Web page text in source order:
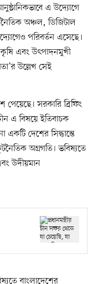
এ উদ্যোগে
অঞ্চল, ডিজিটাল
পরিবর্তন এসেছে।
কৃষি এবং উৎপাদনমুখী
উল্লেখ সেই
পেয়েছে। সরকারি ব্রিফিং
এ বিষয়ে ইতিবাচক
দেশের সিদ্ধান্তে
অগ্রগতি। ভবিষ্যতে
উদীয়মান
বাংলাদেশের